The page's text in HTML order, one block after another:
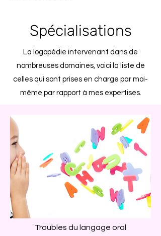
Spécialisations
La logopédie intervenant dans de
nombreuses domaines, voici la liste de
celles qui sont prises en charge par moi-
même par rapport à mes expertises.
Troubles du langage oral